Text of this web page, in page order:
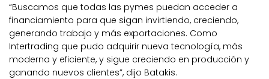
“Buscamos que todas las pymes puedan acceder a
financiamiento para que sigan invirtiendo, creciendo,
generando trabajo y más exportaciones. Como
Intertrading que pudo adquirir nueva tecnología, más
moderna y eficiente, y sigue creciendo en producción y
ganando nuevos clientes”, dijo Batakis.